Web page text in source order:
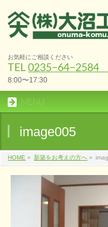
お気軽にご相談ください
TEL0235−64−2584
8:00〜17:30
MENU
image005
HOME » 新築をお考えの方へ »